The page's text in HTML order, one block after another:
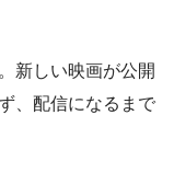
新しい映画が公開
、配信になるまで